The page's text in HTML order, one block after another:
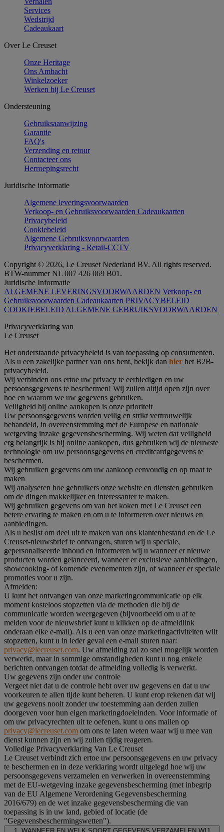
Services
Wedstrijd
Cadeaukaart
Over Le Creuset
Onze Heritage
Ons Ambacht
Winkelzoeker
Werken bij Le Creuset
Ondersteuning
Gebruiksaanwijzing
Garantie
FAQ's
Verzending en retour
Contacteer ons
Herroepingsrecht
Juridische informatie
Algemene leveringsvoorwaarden
Verkoop- en Gebruiksvoorwaarden Cadeaukaarten
Privacybeleid
Cookiebeleid
Algemene Gebruiksvoorwaarden
Privacyverklaring - Retail-CCTV
Copyright © 2026, Le Creuset Nederland BV. All rights reserved.
BTW-nummer NL 007 426 069 B01.
Juridische Informatie
ALGEMENE LEVERINGSVOORWAARDEN Verkoop- en
Gebruiksvoorwaarden Cadeaukaarten PRIVACYBELEID
COOKIEBELEID ALGEMENE GEBRUIKSVOORWAARDEN
Privacyverklaring van
Le Creuset
Het onderstaande privacybeleid is van toepassing op consumenten.
Als u een zakelijke partner van ons bent, bekijk dan hier het B2B-
privacybeleid.
Wij verbinden ons ertoe uw privacy te eerbiedigen en uw
persoonsgegevens te beschermen! Wij zullen altijd open zijn over
hoe en waarom we uw gegevens gebruiken.
Veiligheid bij online aankopen is onze prioriteit
Uw persoonsgegevens worden veilig en strikt vertrouwelijk
behandeld, in overeenstemming met de Europese en nationale
wetgeving inzake gegevensbescherming. Wij weten dat veiligheid
erg belangrijk is bij online aankopen, dus gebruiken wij de nieuwste
technologie om uw persoonsgegevens en creditcardgegevens te
beschermen.
Wij gebruiken gegevens om uw aankoop eenvoudig en op maat te
maken
Wij analyseren hoe gebruikers onze website en diensten gebruiken
om de dingen makkelijker en interessanter te maken.
Wij gebruiken gegevens om van het koken met Le Creuset een
betere ervaring te maken en om u te informeren over nieuws en
aanbiedingen.
Als u beslist om deel uit te maken van ons klantenbestand en de Le
Creuset-nieuwsbrief te ontvangen, sturen wij u speciale,
gepersonaliseerde inhoud en informeren wij u wanneer er nieuwe
producten worden gelanceerd, wanneer er exclusieve aanbiedingen,
showcooking- of komende evenementen zijn, of wanneer er speciale
promoties voor u zijn.
Afmelden:
U kunt het ontvangen van onze marketingcommunicatie op elk
moment kosteloos stopzetten via de methoden die bij de
communicatie worden weergegeven (bijvoorbeeld om u af te
melden voor de nieuwsbrief kunt u klikken op de afmeldlink
onderaan elke e-mail). Als u een van onze marketingactiviteiten wilt
stopzetten, kunt u in ieder geval een e-mail sturen naar:
privacy@lecreuset.com. Uw afmelding zal zo snel mogelijk worden
verwerkt, maar in sommige omstandigheden kunt u nog enkele
berichten ontvangen totdat de afmelding volledig is verwerkt.
Uw gegevens zijn onder uw controle
Vergeet niet dat u de controle hebt over uw gegevens en dat u uw
voorkeuren te allen tijde kunt beheren. U kunt erop rekenen dat wij
uw gegevens nooit zonder uw toestemming aan derden zullen
doorgeven voor hun eigen marketingdoeleinden. Voor informatie of
om uw privacyrechten uit te oefenen, kunt u ons mailen op
privacy@lecreuset.com om ons te laten weten waar wij u mee van
dienst kunnen zijn en wij zullen tijdig reageren.
Volledige Privacyverklaring Van Le Creuset
Le Creuset verbindt zich ertoe uw persoonsgegevens en uw privacy
te beschermen en in deze verklaring wordt uitgelegd hoe wij uw
persoonsgegevens verzamelen en verwerken in overeenstemming
met de EU-wetgeving inzake gegevensbescherming (met inbegrip
van de EU Algemene Verordening Gegevensbescherming
2016/679) en de wet inzake gegevensbescherming die van
toepassing is in uw land, gebied of locatie (de
"Gegevensbeschermingswetten").